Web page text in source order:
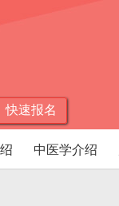
快速报名
中医学介绍